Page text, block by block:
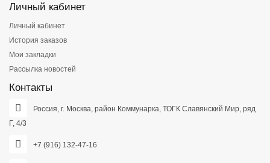
Личный кабинет
Личный кабинет
История заказов
Мои закладки
Рассылка новостей
Контакты
Россия, г. Москва, район Коммунарка, ТОГК Славянский Мир, ряд
Г, 4/3
+7 (916) 132-47-16